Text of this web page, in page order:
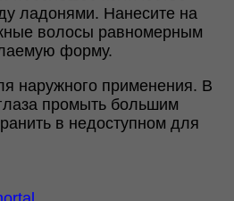
ладонями. Нанесите на
волосы равномерным
форму.
наружного применения. В
промыть большим
в недоступном для